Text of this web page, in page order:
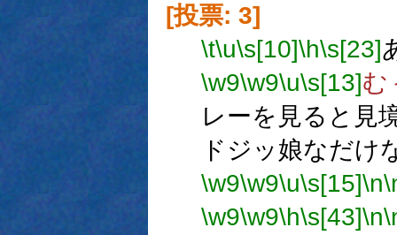
[投票: 3]
\t\u\s[10]\h\s[23]
\w9\w9\u\s[13]む
レーを見ると見
ドジッ娘なだけ
\w9\w9\u\s[15]\n
\w9\w9\h\s[43]\n